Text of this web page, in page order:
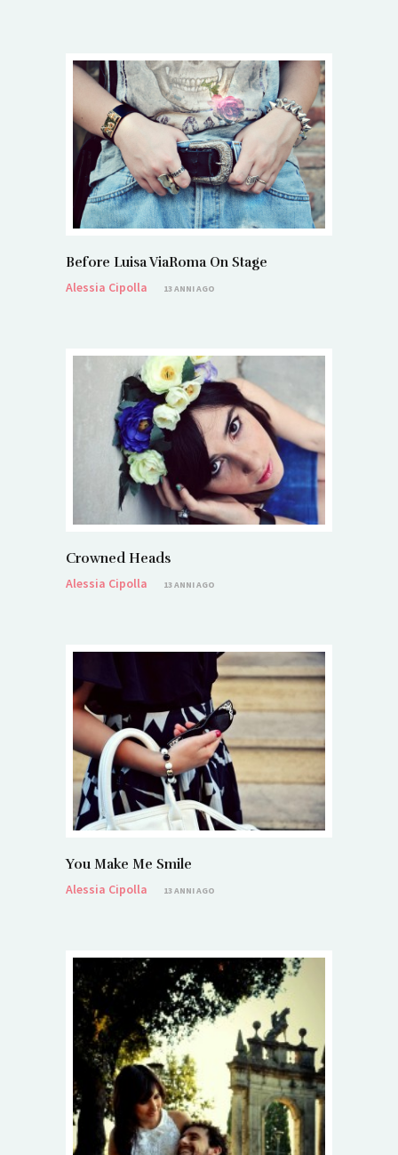
Before Luisa ViaRoma On Stage
Alessia Cipolla
13 ANNI AGO
Crowned Heads
Alessia Cipolla
13 ANNI AGO
You Make Me Smile
Alessia Cipolla
13 ANNI AGO